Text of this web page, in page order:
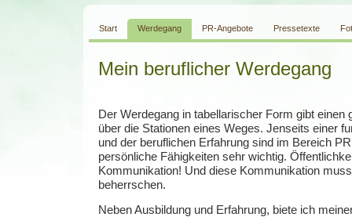
Start Werdegang PR-Angebote Pressetexte
Mein beruflicher Werdegang
Der Werdegang in tabellarischer Form gibt einen
über die Stationen eines Weges. Jenseits einer
und der beruflichen Erfahrung sind im Bereich
persönliche Fähigkeiten sehr wichtig.
Kommunikation! Und diese Kommunikation
beherrschen.
Neben Ausbildung und Erfahrung, biete ich